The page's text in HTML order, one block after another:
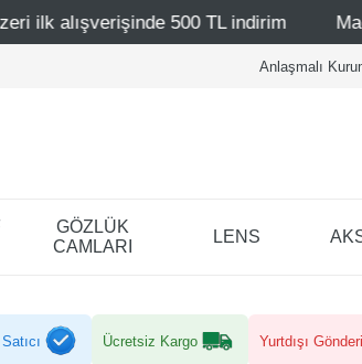
500 TL indirim Mağazalarımız –
Anlaşmalı
GÖZLÜK
CAMLARI
LENS
Ücretsiz Kargo Yurtdışı